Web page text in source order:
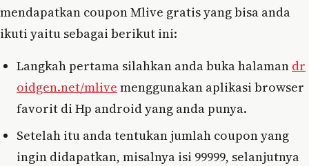
mendapatkan coupon Mlive gratis yang bisa anda
ikuti yaitu sebagai berikut ini:
Langkah pertama silahkan anda buka halaman dr
oidgen.net/mlive menggunakan aplikasi browser
favorit di Hp android yang anda punya.
Setelah itu anda tentukan jumlah coupon yang
ingin didapatkan, misalnya isi 99999, selanjutnya